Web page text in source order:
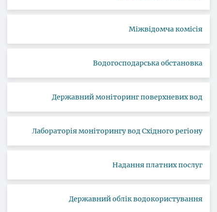
Міжвідомча комісія
Водогосподарська обстановка
Державний моніторинг поверхневих вод
Лабораторія моніторингу вод Східного регіону
Надання платних послуг
Державний облік водокористування